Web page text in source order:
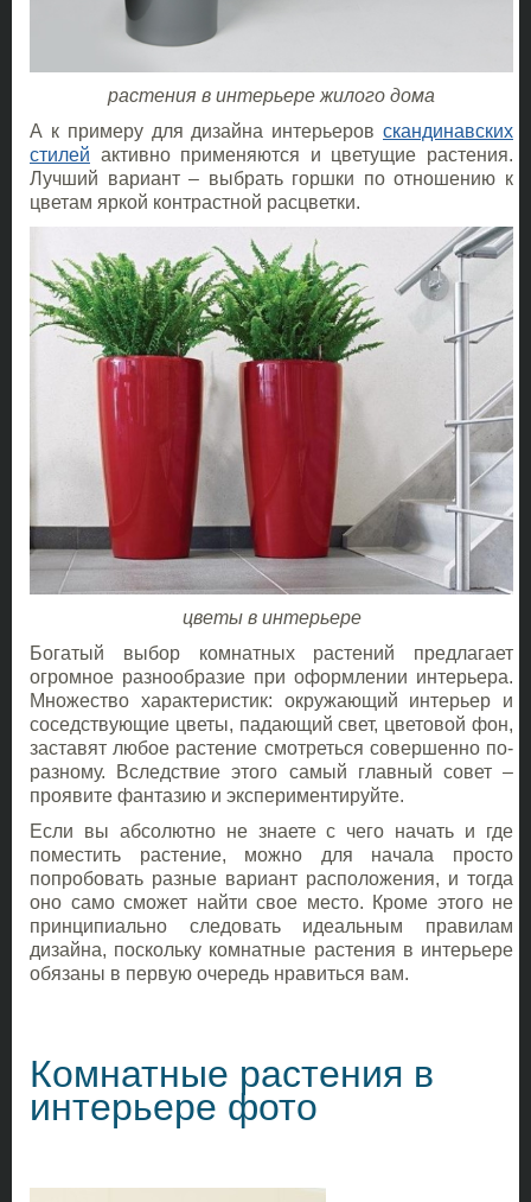
растения в интерьере жилого дома
А к примеру для дизайна интерьеров скандинавских
стилей активно применяются и цветущие растения.
Лучший вариант – выбрать горшки по отношению к
цветам яркой контрастной расцветки.
цветы в интерьере
Богатый выбор комнатных растений предлагает
огромное разнообразие при оформлении интерьера.
Множество характеристик: окружающий интерьер и
соседствующие цветы, падающий свет, цветовой фон,
заставят любое растение смотреться совершенно по-
разному. Вследствие этого самый главный совет –
проявите фантазию и экспериментируйте.
Если вы абсолютно не знаете с чего начать и где
поместить растение, можно для начала просто
попробовать разные вариант расположения, и тогда
оно само сможет найти свое место. Кроме этого не
принципиально следовать идеальным правилам
дизайна, поскольку комнатные растения в интерьере
обязаны в первую очередь нравиться вам.
Комнатные растения в
интерьере фото